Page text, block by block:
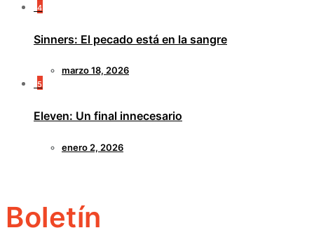
4
Sinners: El pecado está en la sangre
marzo 18, 2026
5
Eleven: Un final innecesario
enero 2, 2026
Boletín